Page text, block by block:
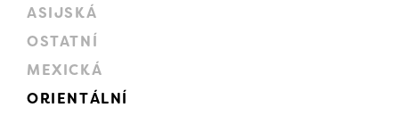
ASIJSKÁ
OSTATNÍ
MEXICKÁ
ORIENTÁLNÍ